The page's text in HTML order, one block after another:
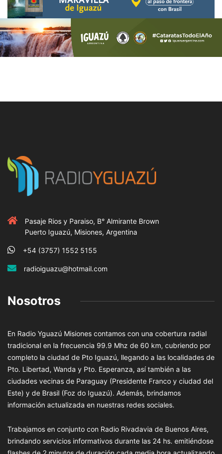
Pasaje Rios y Paraiso, B° Almirante Brown
Puerto Iguazú, Misiones, Argentina
+54 (3757) 1552 5155
radioiguazu@hotmail.com
Nosotros
En Radio Yguazú Misiones contamos con una cobertura radial
tradicional en la frecuencia 99.9 Mhz de 60 km, cubriendo por
completo la ciudad de Pto Iguazú, llegando a las localidades de
Pto. Libertad, Wanda y Pto. Esperanza, así también a las
ciudades vecinas de Paraguay (Presidente Franco y ciudad del
Este) y de Brasil (Foz do Iguazú). Además, brindamos
información actualizada en nuestras redes sociales.
Trabajamos en conjunto con Radio Rivadavia de Buenos Aires,
brindando servicios informativos durante las 24 hs. emitiéndose